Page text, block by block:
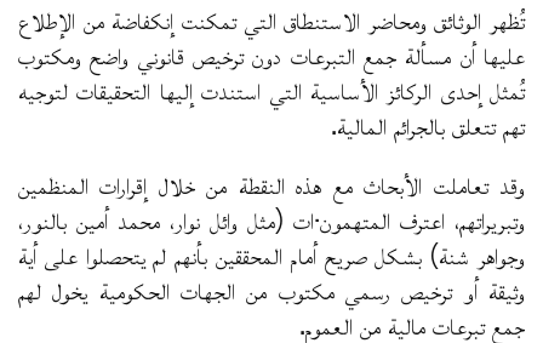
تُظهر الوثائق ومحاضر الاستنطاق التي تمكنت إنكفاضة من الإطلاع
عليها أن مسألة جمع التبرعات دون ترخيص قانوني واضح ومكتوب
تُمثل إحدى الركائز الأساسية التي استندت إليها التحقيقات لتوجيه
تهم تتعلق بالجرائم المالية.
وقد تعاملت الأبحاث مع هذه النقطة من خلال إقرارات المنظمين
وتبريراتهم، اعترف المتهمون·ات (مثل وائل نوار، محمد أمين بالنور،
وجواهر شنة) بشكل صريح أمام المحققين بأنهم لم يتحصلوا على أية
وثيقة أو ترخيص رسمي مكتوب من الجهات الحكومية يخول لهم
جمع تبرعات مالية من العموم.